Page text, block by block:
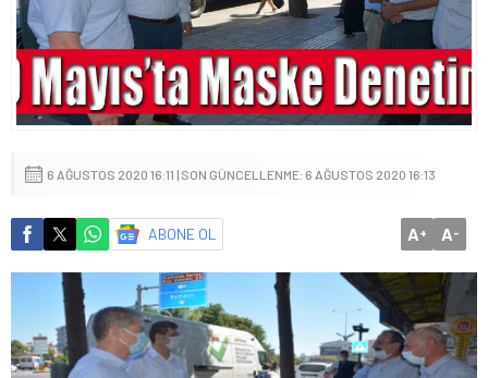
6 AĞUSTOS 2020 16:11 | SON GÜNCELLENME: 6 AĞUSTOS 2020 16:13
ABONE OL A+ A-